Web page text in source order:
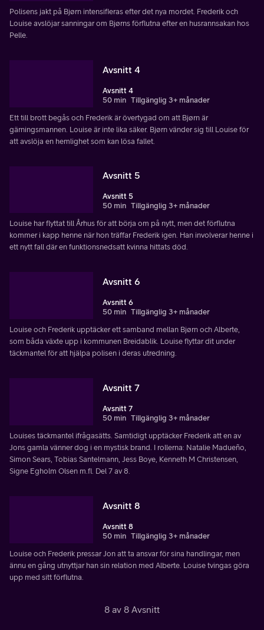
Polisens jakt på Bjørn intensifieras efter det nya mordet. Frederik och
Louise avslöjar sanningar om Bjørns förflutna efter en husrannsakan hos
Pelle.
Avsnitt 4
Avsnitt 4
50 min Tillgänglig 3+ månader
Ett till brott begås och Frederik är övertygad om att Bjørn är
gärningsmannen. Louise är inte lika säker. Bjørn vänder sig till Louise för
att avslöja en hemlighet som kan lösa fallet.
Avsnitt 5
Avsnitt 5
50 min Tillgänglig 3+ månader
Louise har flyttat till Århus för att börja om på nytt, men det förflutna
kommer i kapp henne när hon träffar Frederik igen. Han involverar henne i
ett nytt fall där en funktionsnedsatt kvinna hittats död.
Avsnitt 6
Avsnitt 6
50 min Tillgänglig 3+ månader
Louise och Frederik upptäcker ett samband mellan Bjørn och Alberte,
som båda växte upp i kommunen Breidablik. Louise flyttar dit under
täckmantel för att hjälpa polisen i deras utredning.
Avsnitt 7
Avsnitt 7
50 min Tillgänglig 3+ månader
Louises täckmantel ifrågasätts. Samtidigt upptäcker Frederik att en av
Jons gamla vänner dog i en mystisk brand. I rollerna: Natalie Madueño,
Simon Sears, Tobias Santelmann, Jess Boye, Kenneth M Christensen,
Signe Egholm Olsen m.fl. Del 7 av 8.
Avsnitt 8
Avsnitt 8
50 min Tillgänglig 3+ månader
Louise och Frederik pressar Jon att ta ansvar för sina handlingar, men
ännu en gång utnyttjar han sin relation med Alberte. Louise tvingas göra
upp med sitt förflutna.
8 av 8 Avsnitt